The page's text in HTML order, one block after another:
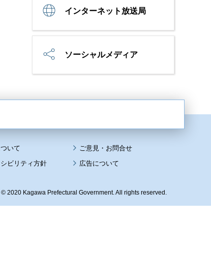
インターネット放送局
ソーシャルメディア
いて
ビリティ方針 広告について
2020 Kagawa Prefectural Government. All rights reserved.